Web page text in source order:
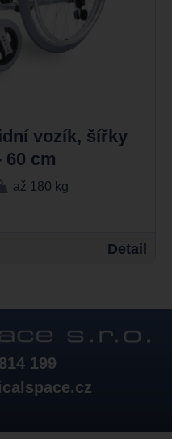
vozík, šířky
60 cm
až 180 kg
Detail
199